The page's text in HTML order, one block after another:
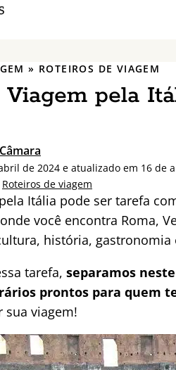
» ROTEIROS DE VIAGEM
pela
de 2024 e atualizado em 16 de
Roteiros de viagem
Itália pode ser tarefa
você encontra Roma,
história, gastronomia
tarefa, separamos
prontos para quem
sua viagem!